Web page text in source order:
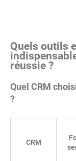
Quels outils
réussie ?
Quel CRM
?
CRM